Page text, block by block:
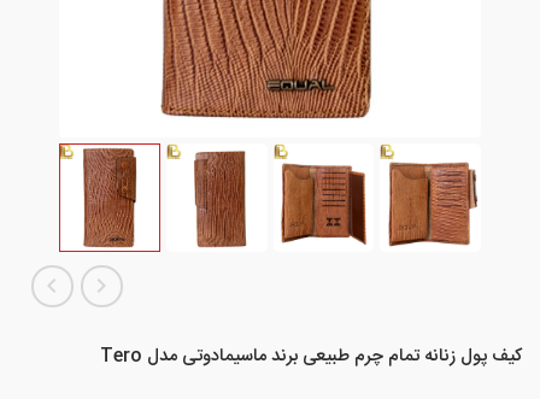
کیف پول زنانه تمام چرم طبیعی برند ماسیمادوتی مدل Tero